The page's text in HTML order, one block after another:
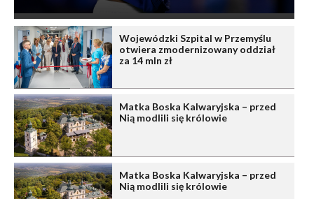
Wojewódzki Szpital w Przemyślu
otwiera zmodernizowany oddział
za 14 mln zł
Matka Boska Kalwaryjska – przed
Nią modlili się królowie
Matka Boska Kalwaryjska – przed
Nią modlili się królowie